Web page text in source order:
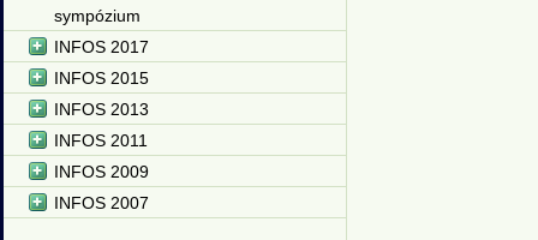
sympózium
INFOS 2017
INFOS 2015
INFOS 2013
INFOS 2011
INFOS 2009
INFOS 2007